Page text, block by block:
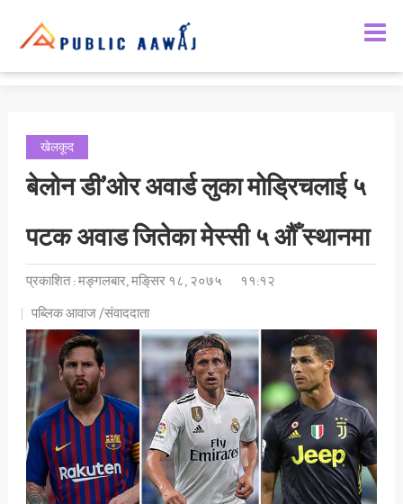
खेलकूद
बेलोन डी’ओर अवार्ड लुका मोड्रिचलाई ५
पटक अवाड जितेका मेस्सी ५ औँ स्थानमा
प्रकाशित : मङ्गलबार, मङि्सर १८, २०७५
११:१२
पब्लिक आवाज /संवाददाता